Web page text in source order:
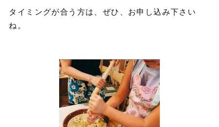
タイミングが合う方は、ぜひ、お申し込み下さい
ね。